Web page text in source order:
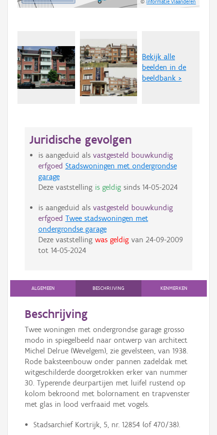
©Informatie Vlaanderen
Bekijk alle
beelden in de
beeldbank >
Juridische gevolgen
is aangeduid als vastgesteld bouwkundig
erfgoed Stadswoningen met ondergrondse
garage
Deze vaststelling is geldigsinds 14-05-2024
is aangeduid als vastgesteld bouwkundig
erfgoed Twee stadswoningen met
ondergrondse garage
Deze vaststelling was geldigvan 24-09-2009
tot 14-05-2024
ALGEMEEN BESCHRIJVING KENMERKEN
Beschrijving
Twee woningen met ondergrondse garage grosso
modo in spiegelbeeld naar ontwerp van architect
Michel Delrue (Wevelgem), zie gevelsteen, van 1938.
Rode baksteenbouw onder pannen zadeldak met
witgeschilderde doorgetrokken erker van nummer
30. Typerende deurpartijen met luifel rustend op
kolom bekroond met bolornament en trapvenster
met glas in lood verfraaid met vogels.
Stadsarchief Kortrijk, 5, nr. 12854 (of 470/38).